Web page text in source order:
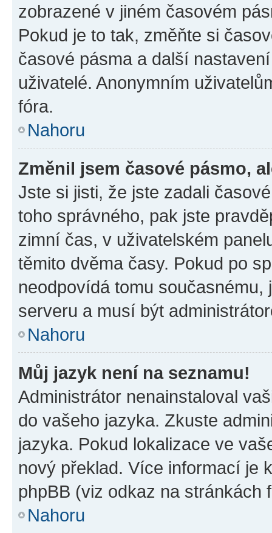
zobrazené v jiném časovém
Pokud je to tak, změňte si
časové pásma a další
uživatelé. Anonymním
fóra.
Nahoru
Změnil jsem časové pásmo,
Jste si jisti, že jste zadali
toho správného, pak jste
zimní čas, v uživatelském
těmito dvěma časy. Pokud po
neodpovídá tomu
serveru a musí být
Nahoru
Můj jazyk není na seznamu!
Administrátor nenainstaloval
do vašeho jazyka. Zkuste
jazyka. Pokud lokalizace ve
nový překlad. Více informací je
phpBB (viz odkaz na stránkách
Nahoru